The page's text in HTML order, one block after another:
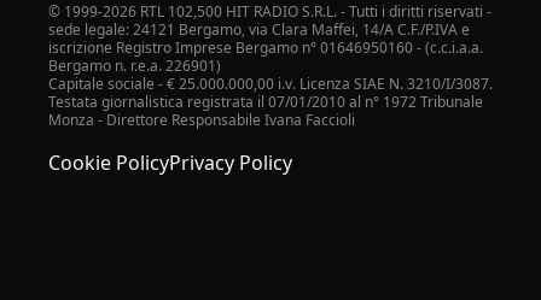
© 1999-2026 RTL 102,500 HIT RADIO S.R.L. - Tutti i diritti riservati -
sede legale: 24121 Bergamo, via Clara Maffei, 14/A C.F./P.IVA e
iscrizione Registro Imprese Bergamo n° 01646950160 - (c.c.i.a.a.
Bergamo n. r.e.a. 226901)
Capitale sociale - € 25.000.000,00 i.v. Licenza SIAE N. 3210/I/3087.
Testata giornalistica registrata il 07/01/2010 al n° 1972 Tribunale
Monza - Direttore Responsabile Ivana Faccioli
Cookie PolicyPrivacy Policy